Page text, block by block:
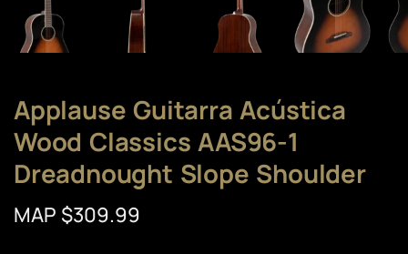
Applause Guitarra Acústica
Wood Classics AAS96-1
Dreadnought Slope Shoulder
MAP $309.99